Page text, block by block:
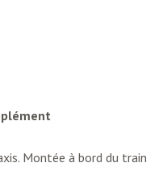
Montée à bord du train